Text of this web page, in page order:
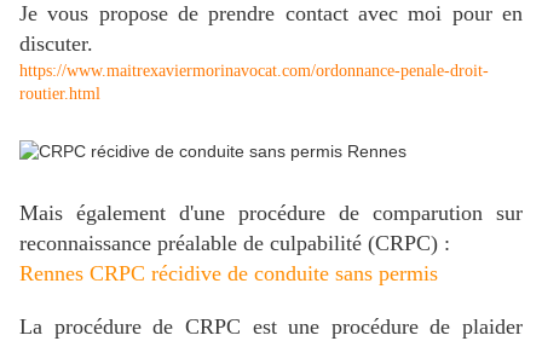
Je vous propose de prendre contact avec moi pour en
discuter.
https://www.maitrexaviermorinavocat.com/ordonnance-penale-droit-
routier.html
Mais également d'une procédure de comparution sur
reconnaissance préalable de culpabilité (CRPC) :
Rennes CRPC récidive de conduite sans permis
La procédure de CRPC est une procédure de plaider